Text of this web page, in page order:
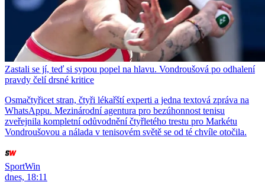
Zastali se jí, teď si sypou popel na hlavu. Vondroušová po odhalení
pravdy čelí drsné kritice
Osmačtyřicet stran, čtyři lékařští experti a jedna textová zpráva na
WhatsAppu. Mezinárodní agentura pro bezúhonnost tenisu
zveřejnila kompletní odůvodnění čtyřletého trestu pro Markétu
Vondroušovou a nálada v tenisovém světě se od té chvíle otočila.
SportWin
dnes, 18:11